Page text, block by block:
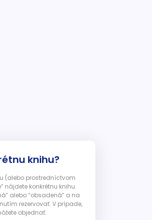
knihu?
(alebo prostredníctvom
nájdete konkrétnu knihu.
alebo “obsadená” a na
rezervovať. V prípade,
objednať.